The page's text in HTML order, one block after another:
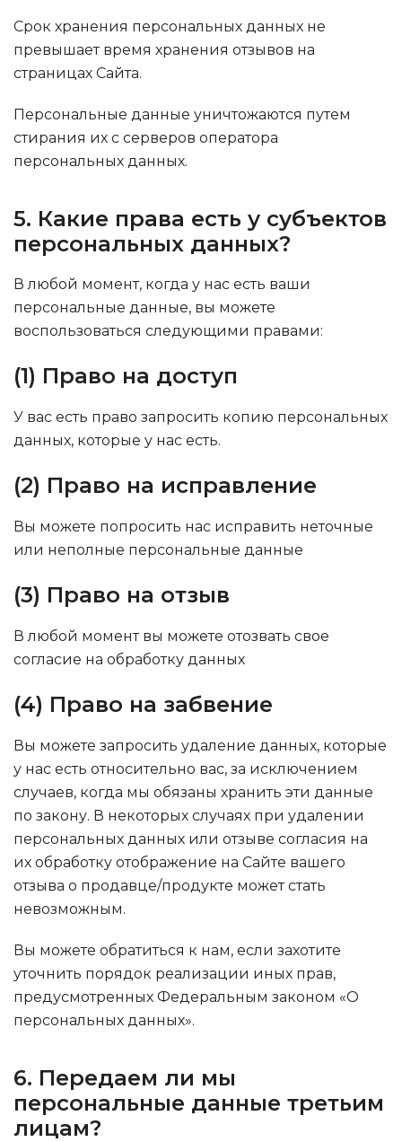
Срок хранения персональных данных не
превышает время хранения отзывов на
страницах Сайта.
Персональные данные уничтожаются путем
стирания их с серверов оператора
персональных данных.
5. Какие права есть у субъектов
персональных данных?
В любой момент, когда у нас есть ваши
персональные данные, вы можете
воспользоваться следующими правами:
(1) Право на доступ
У вас есть право запросить копию персональных
данных, которые у нас есть.
(2) Право на исправление
Вы можете попросить нас исправить неточные
или неполные персональные данные
(3) Право на отзыв
В любой момент вы можете отозвать свое
согласие на обработку данных
(4) Право на забвение
Вы можете запросить удаление данных, которые
у нас есть относительно вас, за исключением
случаев, когда мы обязаны хранить эти данные
по закону. В некоторых случаях при удалении
персональных данных или отзыве согласия на
их обработку отображение на Сайте вашего
отзыва о продавце/продукте может стать
невозможным.
Вы можете обратиться к нам, если захотите
уточнить порядок реализации иных прав,
предусмотренных Федеральным законом «О
персональных данных».
6. Передаем ли мы
персональные данные третьим
лицам?